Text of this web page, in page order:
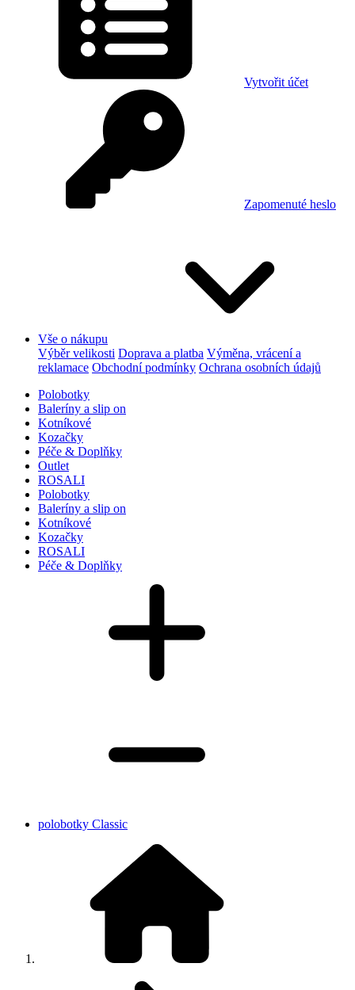
Vytvořit účet
Zapomenuté heslo
Vše o nákupu
Výběr velikosti Doprava a platba Výměna, vrácení a
reklamace Obchodní podmínky Ochrana osobních údajů
Polobotky
Baleríny a slip on
Kotníkové
Kozačky
Péče & Doplňky
Outlet
ROSALI
Polobotky
Baleríny a slip on
Kotníkové
Kozačky
ROSALI
Péče & Doplňky
polobotky Classic